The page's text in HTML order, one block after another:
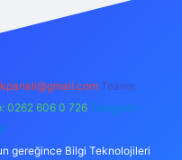
Teams:
0262 606 0 726 Telegram:
gereğince Bilgi Teknolojileri